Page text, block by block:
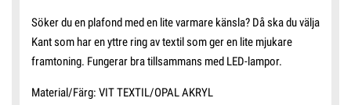
Söker du en plafond med en lite varmare känsla? Då ska du välja
Kant som har en yttre ring av textil som ger en lite mjukare
framtoning. Fungerar bra tillsammans med LED-lampor.
Material/Färg: VIT TEXTIL/OPAL AKRYL